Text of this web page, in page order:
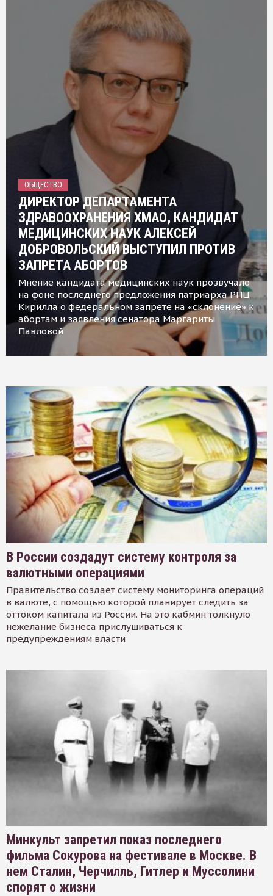
ОБЩЕСТВО
ДИРЕКТОР ДЕПАРТАМЕНТА
ЗДРАВООХРАНЕНИЯ ХМАО, КАНДИДАТ
МЕДИЦИНСКИХ НАУК АЛЕКСЕЙ
ДОБРОВОЛЬСКИЙ ВЫСТУПИЛ ПРОТИВ
ЗАПРЕТА АБОРТОВ
Мнение кандидата медицинских наук прозвучало
на фоне последнего предложения патриарха РПЦ
Кирилла о федеральном запрете на «склонение» к
абортам и заявления сенатора Маргариты
Павловой
В России создадут систему контроля за
валютными операциями
Правительство создает систему мониторинга операций
в валюте, с помощью которой планирует следить за
оттоком капитала из России. На это кабмин толкнуло
нежелание бизнеса прислушиваться к
предупреждениям власти
Минкульт запретил показ последнего
фильма Сокурова на фестивале в Москве. В
нем Сталин, Черчилль, Гитлер и Муссолини
спорят о жизни